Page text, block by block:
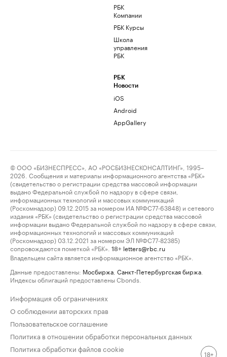
РБК
Компании
РБК Курсы
Школа
управления
РБК
РБК
Новости
iOS
Android
AppGallery
© ООО «БИЗНЕСПРЕСС», АО «РОСБИЗНЕСКОНСАЛТИНГ», 1995–
2026. Сообщения и материалы информационного агентства «РБК»
(свидетельство о регистрации средства массовой информации
выдано Федеральной службой по надзору в сфере связи,
информационных технологий и массовых коммуникаций
(Роскомнадзор) 09.12.2015 за номером ИА №ФС77-63848) и сетевого
издания «РБК» (свидетельство о регистрации средства массовой
информации выдано Федеральной службой по надзору в сфере связи,
информационных технологий и массовых коммуникаций
(Роскомнадзор) 03.12.2021 за номером ЭЛ №ФС77-82385)
сопровождаются пометкой «РБК».
18+ letters@rbc.ru
Владельцем сайта является информационное агентство «РБК».
Данные предоставлены: Мосбиржа Санкт-Петербургская биржа
Индексы облигаций предоставлены Cbonds.
Информация об ограничениях
О соблюдении авторских прав
Пользовательское соглашение
Политика в отношении обработки персональных данных
Политика обработки файлов cookie
18+